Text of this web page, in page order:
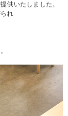
供いたしました。
れ